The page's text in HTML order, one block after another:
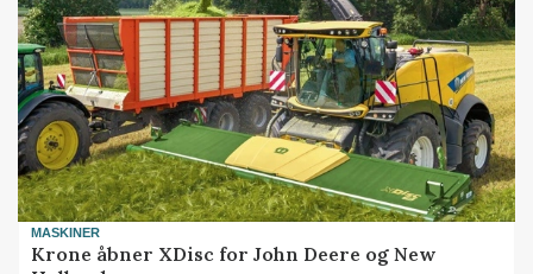
MASKINER
Krone åbner XDisc for John Deere og New